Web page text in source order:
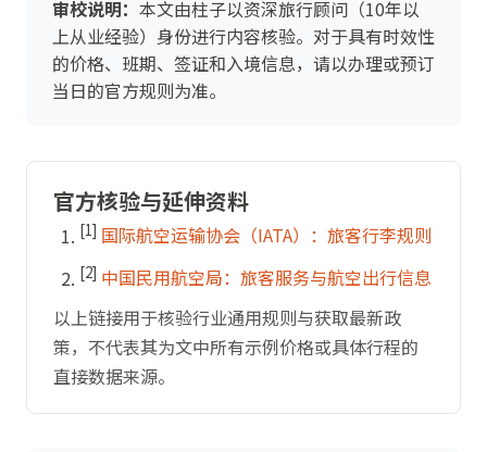
审校说明： 本文由柱子以资深旅行顾问（10年以
上从业经验）身份进行内容核验。对于具有时效性
的价格、班期、签证和入境信息，请以办理或预订
当日的官方规则为准。
官方核验与延伸资料
[1] 国际航空运输协会（IATA）：旅客行李规则
[2] 中国民用航空局：旅客服务与航空出行信息
以上链接用于核验行业通用规则与获取最新政
策，不代表其为文中所有示例价格或具体行程的
直接数据来源。